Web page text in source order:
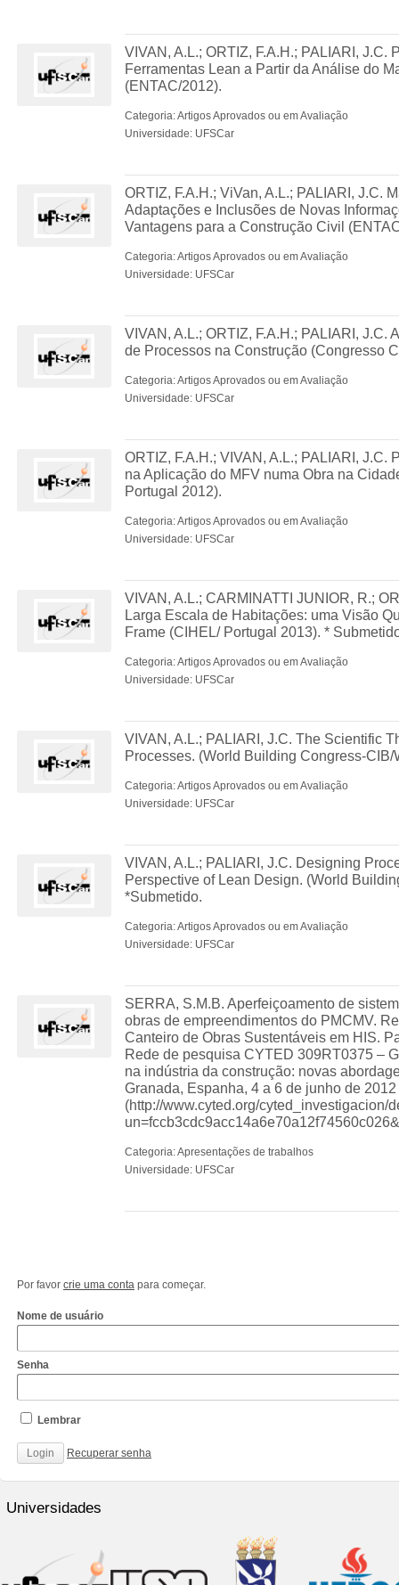
VIVAN, A.L.; ORTIZ, F.A.H.; PALIARI,
Ferramentas Lean a Partir da Análise do
(ENTAC/2012).
Categoria: Artigos Aprovados ou em Avaliação
Universidade: UFSCar
ORTIZ, F.A.H.; ViVan, A.L.; PALIARI, J.C.
Adaptações e Inclusões de Novas
Vantagens para a Construção Civil
Categoria: Artigos Aprovados ou em Avaliação
Universidade: UFSCar
VIVAN, A.L.; ORTIZ, F.A.H.; PALIARI,
de Processos na Construção (Congresso
Categoria: Artigos Aprovados ou em Avaliação
Universidade: UFSCar
ORTIZ, F.A.H.; VIVAN, A.L.; PALIARI,
na Aplicação do MFV numa Obra na
Portugal 2012).
Categoria: Artigos Aprovados ou em Avaliação
Universidade: UFSCar
VIVAN, A.L.; CARMINATTI JUNIOR, R.;
Larga Escala de Habitações: uma Visão
Frame (CIHEL/ Portugal 2013). *
Categoria: Artigos Aprovados ou em Avaliação
Universidade: UFSCar
VIVAN, A.L.; PALIARI, J.C. The Scientific
Processes. (World Building Congress-
Categoria: Artigos Aprovados ou em Avaliação
Universidade: UFSCar
VIVAN, A.L.; PALIARI, J.C. Designing
Perspective of Lean Design. (World
*Submetido.
Categoria: Artigos Aprovados ou em Avaliação
Universidade: UFSCar
SERRA, S.M.B. Aperfeiçoamento de
obras de empreendimentos do PMCMV.
Canteiro de Obras Sustentáveis em HIS.
Rede de pesquisa CYTED 309RT0375 –
na indústria da construção: novas
Granada, Espanha, 4 a 6 de junho de 2012
(http://www.cyted.org/cyted_investigacion/
Categoria: Apresentações de trabalhos
Universidade: UFSCar
Por favor crie uma conta para começar.
Nome de usuário
Senha
Lembrar
Recuperar senha
of-
community-
Universidades